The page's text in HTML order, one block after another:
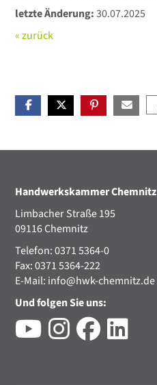
letzte Änderung:30.07.2025
« zurück
Handwerkskammer Chemnitz
Limbacher Straße 195
09116 Chemnitz
Telefon: 0371 5364-0
Fax: 0371 5364-222
E-Mail: info@hwk-chemnitz.de
Und folgen Sie uns: